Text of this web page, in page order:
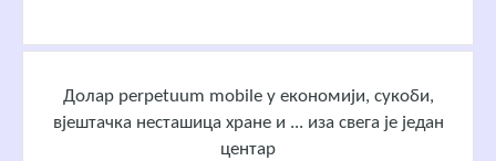
Долар perpetuum mobile у економији, сукоби,
вјештачка несташица хране и ... иза свега је један
центар